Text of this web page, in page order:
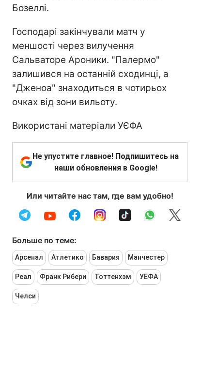
Бозеллі.
Господарі закінчували матч у
меншості через вилучення
Сальваторе Ароники. "Палермо"
залишився на останній сходинці, а
"Дженоа" знаходиться в чотирьох
очках від зони вильоту.
Використані матеріали УЄФА
Не упустите главное! Подпишитесь на
наши обновления в Google!
Или читайте нас там, где вам удобно!
Больше по теме:
Арсенал Атлетико Бавария Манчестер
Реал Франк Рибери Тоттенхэм УЕФА
Челси